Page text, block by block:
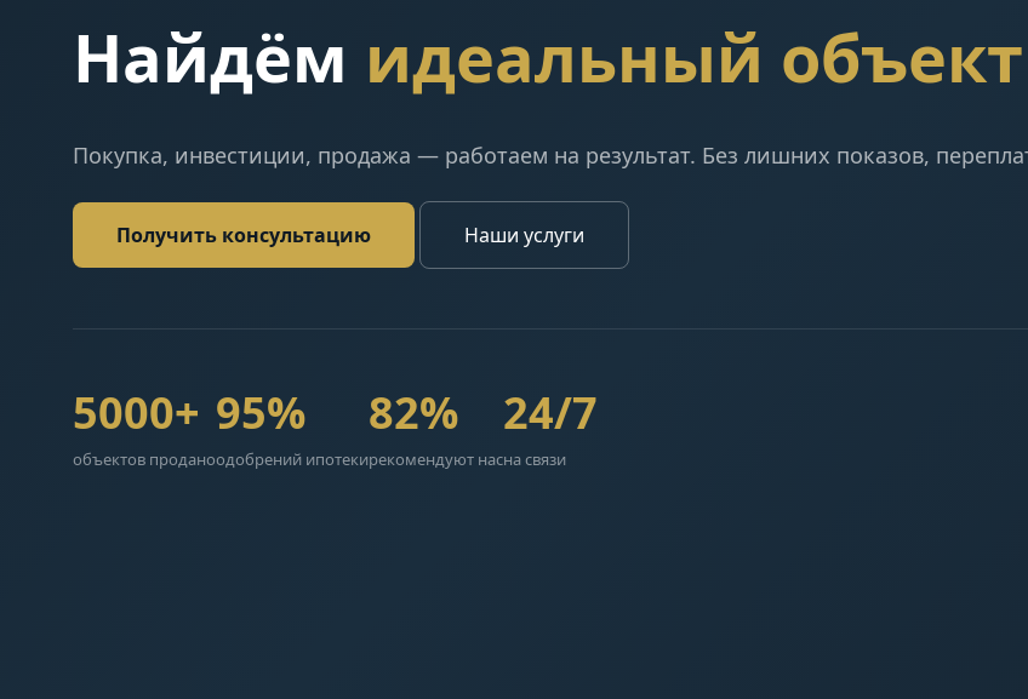
Найдём идеальный объект
Покупка, инвестиции, продажа — работаем на результат. Без лишних показов,
Получить консультацию Наши услуги
5000+
объектов продано
95%
одобрений ипотеки
82%
рекомендуют нас
24/7
на связи